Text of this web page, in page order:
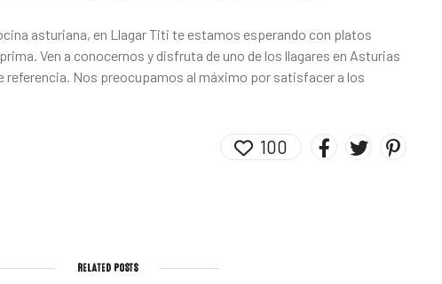
asturiana, en Llagar Titi te estamos esperando con platos
Ven a conocernos y disfruta de uno de los llagares en Asturias
referencia. Nos preocupamos al máximo por satisfacer a los
100
RELATED POSTS